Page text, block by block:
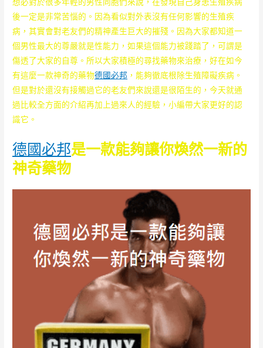
想必對於很多年輕的男性同胞們來說，在發現自己身患生殖疾病
後一定是非常苦惱的。因為看似對外表沒有任何影響的生殖疾
病，其實會對老友們的精神產生巨大的摧殘。因為大家都知道一
個男性最大的尊嚴就是性能力，如果這個能力被踐踏了，可謂是
傷透了大家的自尊。所以大家積極的尋找藥物來治療，好在如今
有這麼一款神奇的藥物德國必邦 ，能夠徹底根除生殖障礙疾病。
但是對於還沒有接觸過它的老友們來說還是很陌生的，今天就通
過比較全方面的介紹再加上過來人的經驗，小編帶大家更好的認
識它。
德國必邦是一款能夠讓你煥然一新的
神奇藥物